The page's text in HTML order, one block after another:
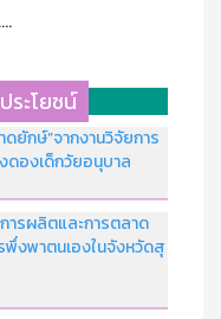
ระโยชน์
ยักษ์”จากงานวิจัยการ
องเด็กวัยอนุบาล
รผลิตและการตลาด
งพาตนเองในจังหวัดสุ